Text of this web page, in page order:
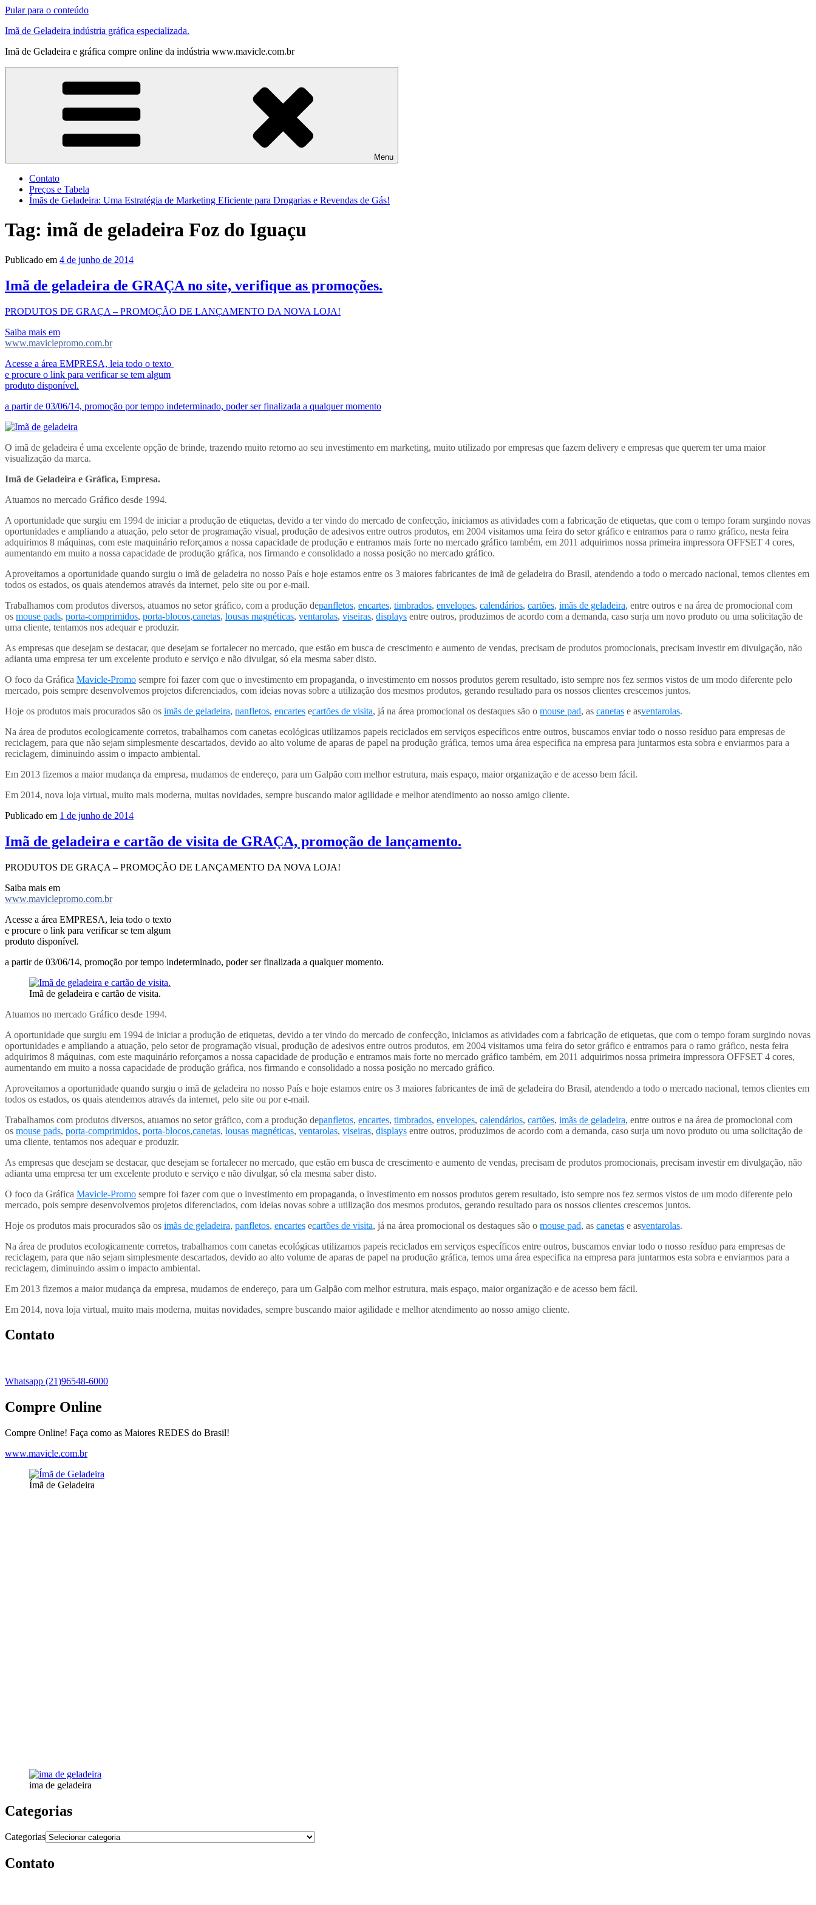
Pular para o conteúdo
Imã de Geladeira indústria gráfica especializada.
Imã de Geladeira e gráfica compre online da indústria www.mavicle.com.br
Menu
Contato
Preços e Tabela
Ímãs de Geladeira: Uma Estratégia de Marketing Eficiente para Drogarias e Revendas de Gás!
Tag: imã de geladeira Foz do Iguaçu
Publicado em 4 de junho de 2014
Imã de geladeira de GRAÇA no site, verifique as promoções.
PRODUTOS DE GRAÇA – PROMOÇÃO DE LANÇAMENTO DA NOVA LOJA!
Saiba mais em
www.maviclepromo.com.br
Acesse a área EMPRESA, leia todo o texto
e procure o link para verificar se tem algum
produto disponível.
a partir de 03/06/14, promoção por tempo indeterminado, poder ser finalizada a qualquer momento
O imã de geladeira é uma excelente opção de brinde, trazendo muito retorno ao seu investimento em marketing, muito utilizado por empresas que fazem delivery e empresas que querem ter uma maior
visualização da marca.
Imã de Geladeira e Gráfica, Empresa.
Atuamos no mercado Gráfico desde 1994.
A oportunidade que surgiu em 1994 de iniciar a produção de etiquetas, devido a ter vindo do mercado de confecção, iniciamos as atividades com a fabricação de etiquetas, que com o tempo foram surgindo novas
oportunidades e ampliando a atuação, pelo setor de programação visual, produção de adesivos entre outros produtos, em 2004 visitamos uma feira do setor gráfico e entramos para o ramo gráfico, nesta feira
adquirimos 8 máquinas, com este maquinário reforçamos a nossa capacidade de produção e entramos mais forte no mercado gráfico também, em 2011 adquirimos nossa primeira impressora OFFSET 4 cores,
aumentando em muito a nossa capacidade de produção gráfica, nos firmando e consolidado a nossa posição no mercado gráfico.
Aproveitamos a oportunidade quando surgiu o imã de geladeira no nosso País e hoje estamos entre os 3 maiores fabricantes de imã de geladeira do Brasil, atendendo a todo o mercado nacional, temos clientes em
todos os estados, os quais atendemos através da internet, pelo site ou por e-mail.
Trabalhamos com produtos diversos, atuamos no setor gráfico, com a produção depanfletos, encartes, timbrados, envelopes, calendários, cartões, imãs de geladeira, entre outros e na área de promocional com
os mouse pads, porta-comprimidos, porta-blocos,canetas, lousas magnéticas, ventarolas, viseiras, displays entre outros, produzimos de acordo com a demanda, caso surja um novo produto ou uma solicitação de
uma cliente, tentamos nos adequar e produzir.
As empresas que desejam se destacar, que desejam se fortalecer no mercado, que estão em busca de crescimento e aumento de vendas, precisam de produtos promocionais, precisam investir em divulgação, não
adianta uma empresa ter um excelente produto e serviço e não divulgar, só ela mesma saber disto.
O foco da Gráfica Mavicle-Promo sempre foi fazer com que o investimento em propaganda, o investimento em nossos produtos gerem resultado, isto sempre nos fez sermos vistos de um modo diferente pelo
mercado, pois sempre desenvolvemos projetos diferenciados, com ideias novas sobre a utilização dos mesmos produtos, gerando resultado para os nossos clientes crescemos juntos.
Hoje os produtos mais procurados são os imãs de geladeira, panfletos, encartes ecartões de visita, já na área promocional os destaques são o mouse pad, as canetas e asventarolas.
Na área de produtos ecologicamente corretos, trabalhamos com canetas ecológicas utilizamos papeis reciclados em serviços específicos entre outros, buscamos enviar todo o nosso resíduo para empresas de
reciclagem, para que não sejam simplesmente descartados, devido ao alto volume de aparas de papel na produção gráfica, temos uma área especifica na empresa para juntarmos esta sobra e enviarmos para a
reciclagem, diminuindo assim o impacto ambiental.
Em 2013 fizemos a maior mudança da empresa, mudamos de endereço, para um Galpão com melhor estrutura, mais espaço, maior organização e de acesso bem fácil.
Em 2014, nova loja virtual, muito mais moderna, muitas novidades, sempre buscando maior agilidade e melhor atendimento ao nosso amigo cliente.
Publicado em 1 de junho de 2014
Imã de geladeira e cartão de visita de GRAÇA, promoção de lançamento.
PRODUTOS DE GRAÇA – PROMOÇÃO DE LANÇAMENTO DA NOVA LOJA!
Saiba mais em
www.maviclepromo.com.br
Acesse a área EMPRESA, leia todo o texto
e procure o link para verificar se tem algum
produto disponível.
a partir de 03/06/14, promoção por tempo indeterminado, poder ser finalizada a qualquer momento.
Imã de geladeira e cartão de visita.
Atuamos no mercado Gráfico desde 1994.
A oportunidade que surgiu em 1994 de iniciar a produção de etiquetas, devido a ter vindo do mercado de confecção, iniciamos as atividades com a fabricação de etiquetas, que com o tempo foram surgindo novas
oportunidades e ampliando a atuação, pelo setor de programação visual, produção de adesivos entre outros produtos, em 2004 visitamos uma feira do setor gráfico e entramos para o ramo gráfico, nesta feira
adquirimos 8 máquinas, com este maquinário reforçamos a nossa capacidade de produção e entramos mais forte no mercado gráfico também, em 2011 adquirimos nossa primeira impressora OFFSET 4 cores,
aumentando em muito a nossa capacidade de produção gráfica, nos firmando e consolidado a nossa posição no mercado gráfico.
Aproveitamos a oportunidade quando surgiu o imã de geladeira no nosso País e hoje estamos entre os 3 maiores fabricantes de imã de geladeira do Brasil, atendendo a todo o mercado nacional, temos clientes em
todos os estados, os quais atendemos através da internet, pelo site ou por e-mail.
Trabalhamos com produtos diversos, atuamos no setor gráfico, com a produção depanfletos, encartes, timbrados, envelopes, calendários, cartões, imãs de geladeira, entre outros e na área de promocional com
os mouse pads, porta-comprimidos, porta-blocos,canetas, lousas magnéticas, ventarolas, viseiras, displays entre outros, produzimos de acordo com a demanda, caso surja um novo produto ou uma solicitação de
uma cliente, tentamos nos adequar e produzir.
As empresas que desejam se destacar, que desejam se fortalecer no mercado, que estão em busca de crescimento e aumento de vendas, precisam de produtos promocionais, precisam investir em divulgação, não
adianta uma empresa ter um excelente produto e serviço e não divulgar, só ela mesma saber disto.
O foco da Gráfica Mavicle-Promo sempre foi fazer com que o investimento em propaganda, o investimento em nossos produtos gerem resultado, isto sempre nos fez sermos vistos de um modo diferente pelo
mercado, pois sempre desenvolvemos projetos diferenciados, com ideias novas sobre a utilização dos mesmos produtos, gerando resultado para os nossos clientes crescemos juntos.
Hoje os produtos mais procurados são os imãs de geladeira, panfletos, encartes ecartões de visita, já na área promocional os destaques são o mouse pad, as canetas e asventarolas.
Na área de produtos ecologicamente corretos, trabalhamos com canetas ecológicas utilizamos papeis reciclados em serviços específicos entre outros, buscamos enviar todo o nosso resíduo para empresas de
reciclagem, para que não sejam simplesmente descartados, devido ao alto volume de aparas de papel na produção gráfica, temos uma área especifica na empresa para juntarmos esta sobra e enviarmos para a
reciclagem, diminuindo assim o impacto ambiental.
Em 2013 fizemos a maior mudança da empresa, mudamos de endereço, para um Galpão com melhor estrutura, mais espaço, maior organização e de acesso bem fácil.
Em 2014, nova loja virtual, muito mais moderna, muitas novidades, sempre buscando maior agilidade e melhor atendimento ao nosso amigo cliente.
Contato
Whatsapp (21)96548-6000
Compre Online
Compre Online! Faça como as Maiores REDES do Brasil!
www.mavicle.com.br
Ímã de Geladeira
ima de geladeira
Categorias
Categorias
Contato